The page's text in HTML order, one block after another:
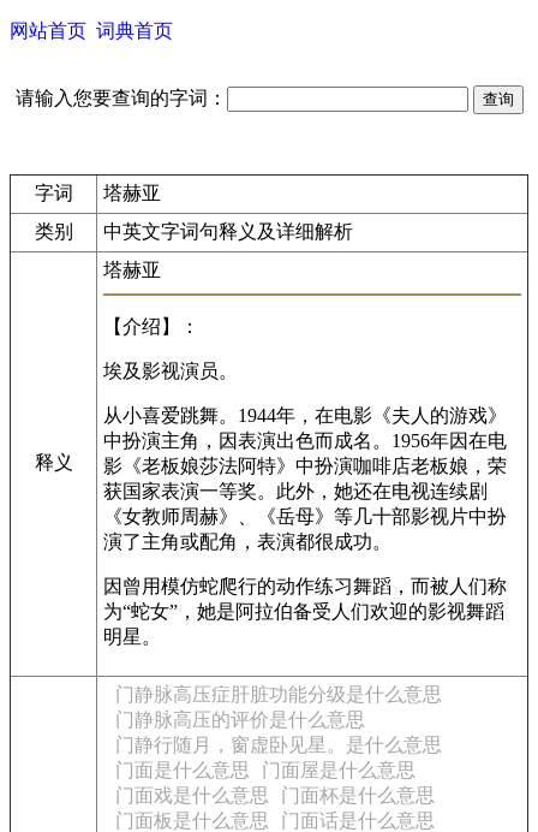
网站首页 词典首页
请输入您要查询的字词：
字词
塔赫亚
类别
中英文字词句释义及详细解析
释义
塔赫亚
【介绍】：
埃及影视演员。
从小喜爱跳舞。1944年，在电影《夫人的游戏》
中扮演主角，因表演出色而成名。1956年因在电
影《老板娘莎法阿特》中扮演咖啡店老板娘，荣
获国家表演一等奖。此外，她还在电视连续剧
《女教师周赫》、《岳母》等几十部影视片中扮
演了主角或配角，表演都很成功。
因曾用模仿蛇爬行的动作练习舞蹈，而被人们称
为“蛇女”，她是阿拉伯备受人们欢迎的影视舞蹈
明星。
门静脉高压症肝脏功能分级是什么意思
门静脉高压的评价是什么意思
门静行随月，窗虚卧见星。是什么意思
门面是什么意思
门面屋是什么意思
门面戏是什么意思
门面杯是什么意思
门面板是什么意思
门面话是什么意思